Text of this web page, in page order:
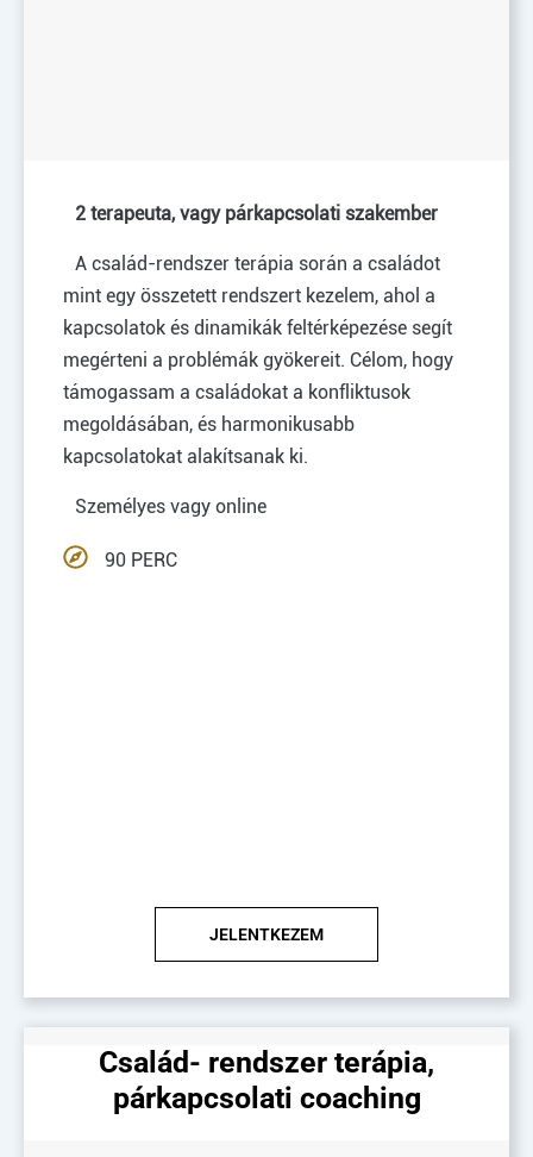
2 terapeuta, vagy párkapcsolati szakember
A család-rendszer terápia során a családot
mint egy összetett rendszert kezelem, ahol a
kapcsolatok és dinamikák feltérképezése segít
megérteni a problémák gyökereit. Célom, hogy
támogassam a családokat a konfliktusok
megoldásában, és harmonikusabb
kapcsolatokat alakítsanak ki.
Személyes vagy online
90 PERC
JELENTKEZEM
Család- rendszer terápia,
párkapcsolati coaching